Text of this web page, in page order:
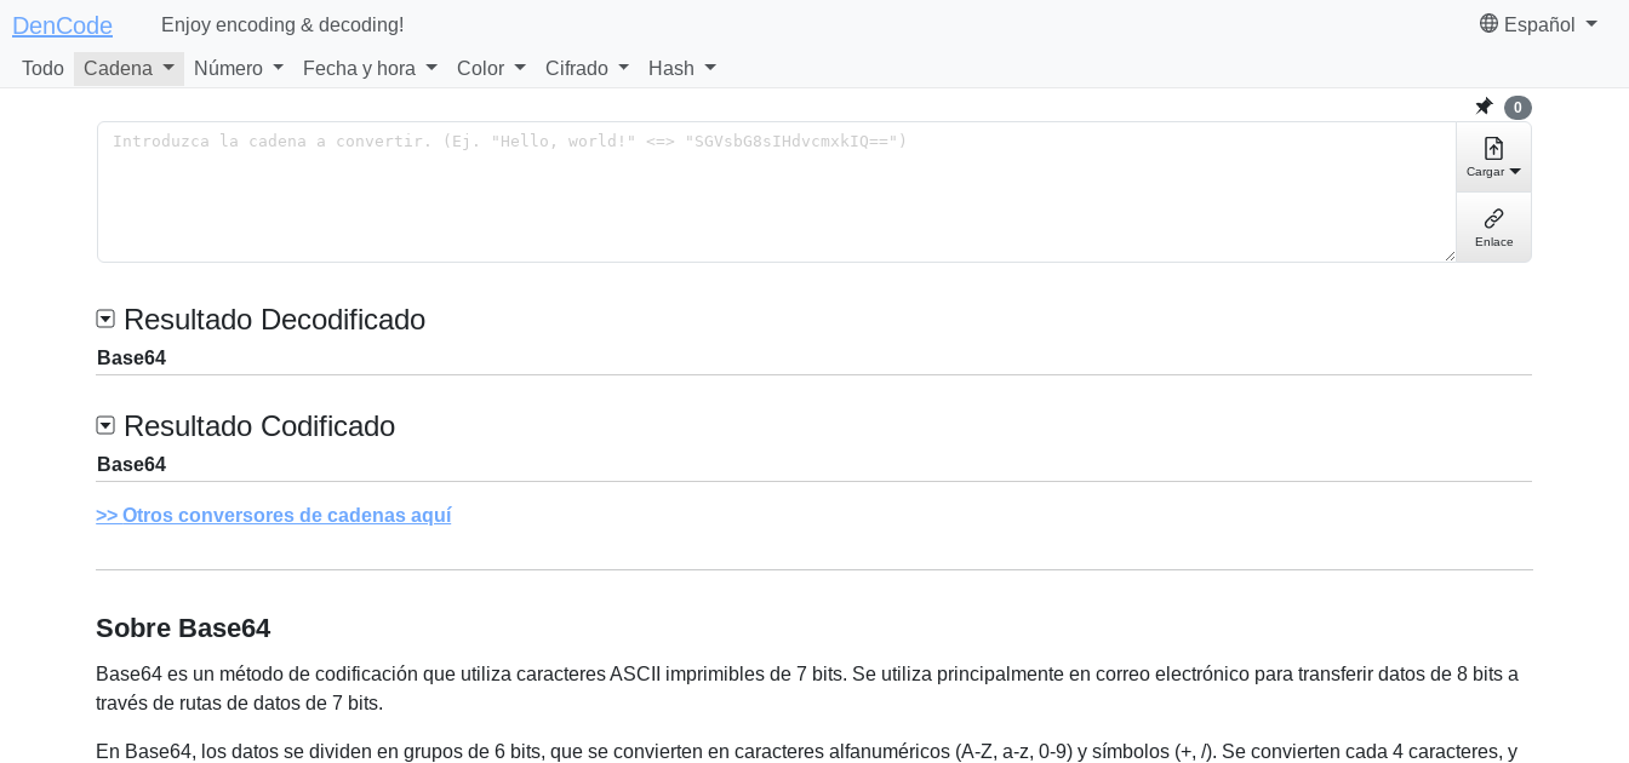
DenCode Enjoy encoding & decoding! Español
Todo Cadena Número Fecha y hora Color Cifrado Hash
0
Cargar
Enlace
Resultado Decodificado
Base64
Resultado Codificado
Base64
Otros conversores de cadenas aquí
Sobre Base64
Base64 es un método de codificación que utiliza caracteres ASCII imprimibles de 7 bits. Se utiliza principalmente en correo electrónico para transferir datos de 8 bits a
través de rutas de datos de 7 bits.
En Base64, los datos se dividen en grupos de 6 bits, que se convierten en caracteres alfanuméricos (A-Z, a-z, 0-9) y símbolos (+, /). Se convierten cada 4 caracteres, y